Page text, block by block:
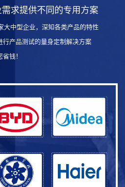
求提供不同的专用方案
大中型企业，深知各类产品的特性
行产品测试的量身定制解决方案
钱！